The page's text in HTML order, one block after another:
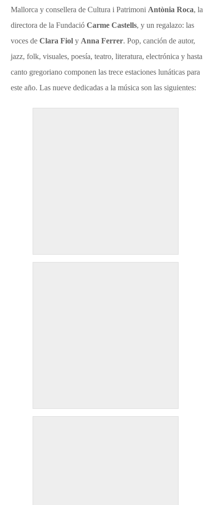
Mallorca y consellera de Cultura i Patrimoni Antònia Roca, la
directora de la FundacióCarme Castells, y un regalazo: las
voces deClara Fioly Anna Ferrer. Pop, canción de autor,
jazz, folk, visuales, poesía, teatro, literatura, electrónica y hasta
canto gregoriano componen las trece estaciones lunáticas para
este año. Las nueve dedicadas a la música son las siguientes: